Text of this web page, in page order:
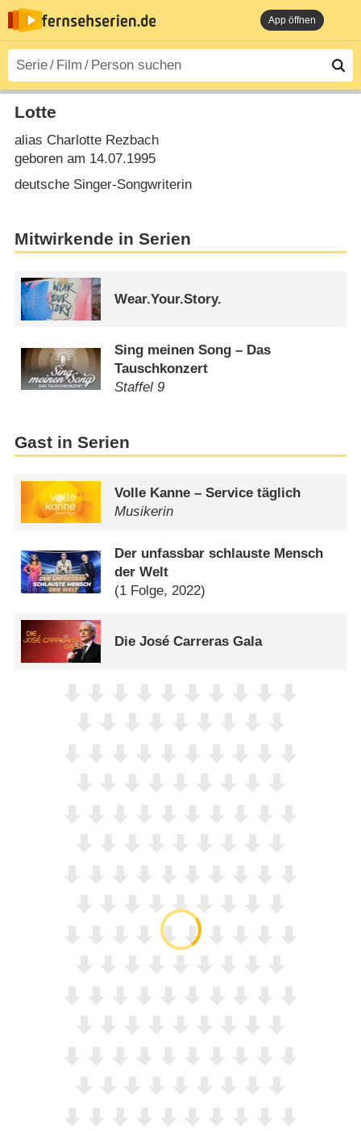
App öffnen
Lotte
alias Charlotte Rezbach
geboren am 14.07.1995
deutsche Singer-Songwriterin
Mitwirkende in Serien
Wear.Your.Story.
Sing meinen Song – Das
Tauschkonzert
Staffel 9
Gast in Serien
Volle Kanne – Service täglich
Musikerin
Der unfassbar schlauste Mensch
der Welt
(1 Folge, 2022)
Die José Carreras Gala